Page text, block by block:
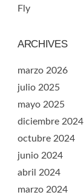
Fly
ARCHIVES
marzo 2026
julio 2025
mayo 2025
diciembre 2024
octubre 2024
junio 2024
abril 2024
marzo 2024